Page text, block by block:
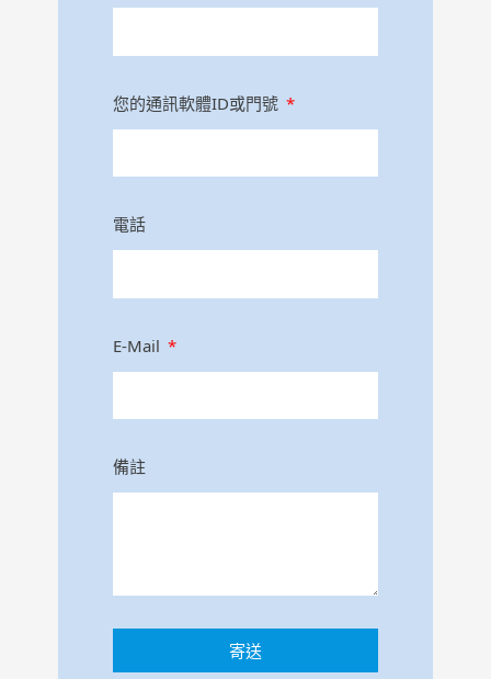
您的通訊軟體ID或門號
電話
E-Mail
備註
寄送